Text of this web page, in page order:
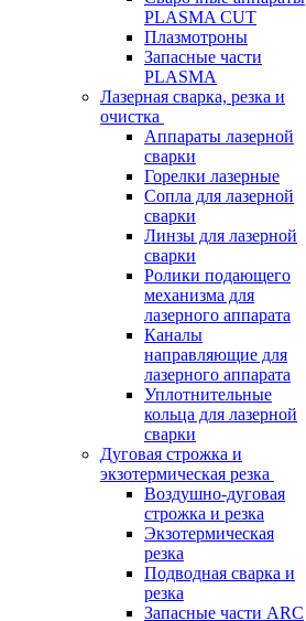
PLASMA CUT
Плазмотроны
Запасные части
PLASMA
Лазерная сварка, резка и
очистка
Аппараты лазерной
сварки
Горелки лазерные
Сопла для лазерной
сварки
Линзы для лазерной
сварки
Ролики подающего
механизма для
лазерного аппарата
Каналы
направляющие для
лазерного аппарата
Уплотнительные
кольца для лазерной
сварки
Дуговая строжка и
экзотермическая резка
Воздушно-дуговая
строжка и резка
Экзотермическая
резка
Подводная сварка и
резка
Запасные части ARC